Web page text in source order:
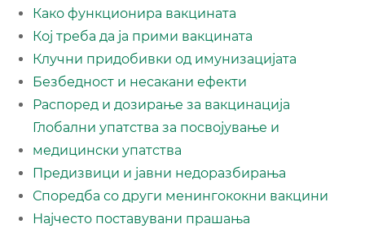
Како функционира вакцината
Кој треба да ја прими вакцината
Клучни придобивки од имунизацијата
Безбедност и несакани ефекти
Распоред и дозирање за вакцинација
Глобални упатства за посвојување и
медицински упатства
Предизвици и јавни недоразбирања
Споредба со други менингококни вакцини
Најчесто поставувани прашања